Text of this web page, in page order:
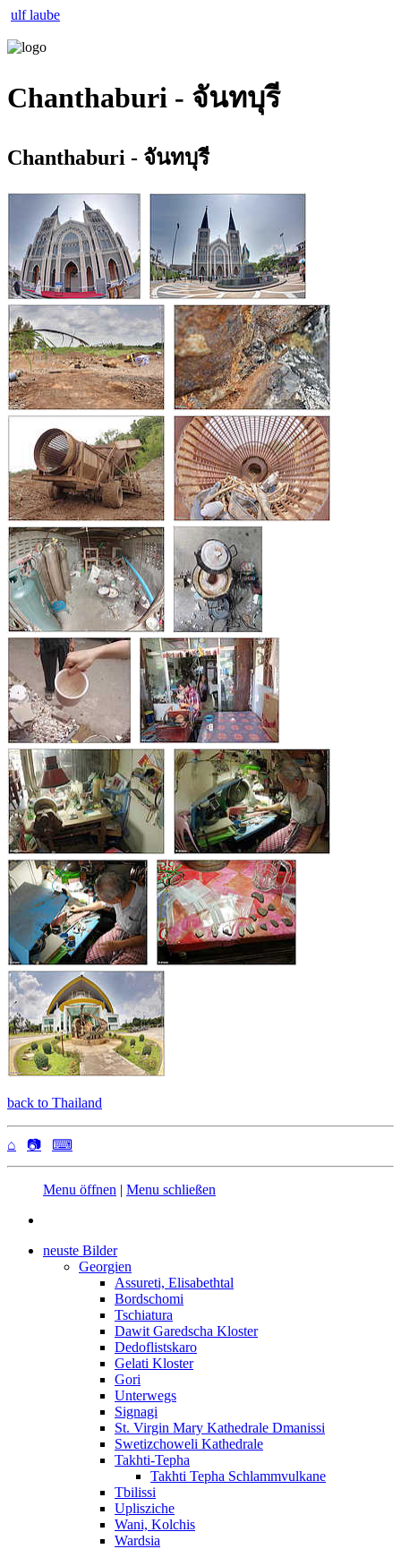
ulf laube
Chanthaburi - จันทบุรี
Chanthaburi - จันทบุรี
back to Thailand
⌂ 📷 ⌨
Menu öffnen | Menu schließen
neuste Bilder
Georgien
Assureti, Elisabethtal
Bordschomi
Tschiatura
Dawit Garedscha Kloster
Dedoflistskaro
Gelati Kloster
Gori
Unterwegs
Signagi
St. Virgin Mary Kathedrale Dmanissi
Swetizchoweli Kathedrale
Takhti-Tepha
Takhti Tepha Schlammvulkane
Tbilissi
Uplisziche
Wani, Kolchis
Wardsia